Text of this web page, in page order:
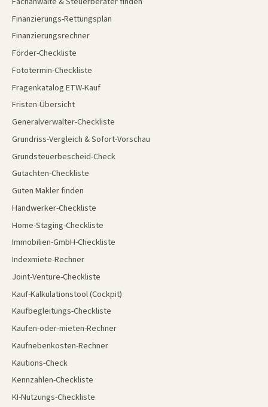
Finanzierungs-Rettungsplan
Finanzierungsrechner
Förder-Checkliste
Fototermin-Checkliste
Fragenkatalog ETW-Kauf
Fristen-Übersicht
Generalverwalter-Checkliste
Grundriss-Vergleich & Sofort-Vorschau
Grundsteuerbescheid-Check
Gutachten-Checkliste
Guten Makler finden
Handwerker-Checkliste
Home-Staging-Checkliste
Immobilien-GmbH-Checkliste
Indexmiete-Rechner
Joint-Venture-Checkliste
Kauf-Kalkulationstool (Cockpit)
Kaufbegleitungs-Checkliste
Kaufen-oder-mieten-Rechner
Kaufnebenkosten-Rechner
Kautions-Check
Kennzahlen-Checkliste
KI-Nutzungs-Checkliste